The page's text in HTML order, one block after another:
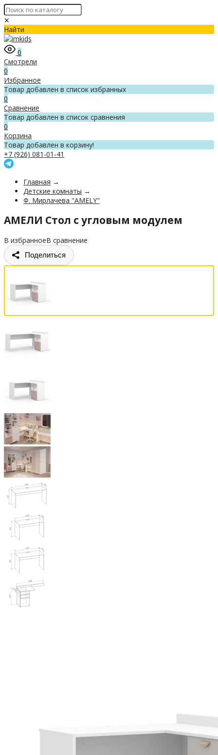
✕
Найти
0
Смотрели
0
Избранное
Товар добавлен в список избранных
0
Сравнение
Товар добавлен в список сравнения
0
Корзина
Товар добавлен в корзину!
+7 (926) 081-01-41
Главная →
Детские комнаты →
Ф. Мирлачева "AMELY"
АМЕЛИ Стол с угловым модулем
В избранноеВ сравнение
Поделиться